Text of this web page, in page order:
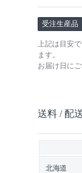
受注生産品
上記は目安
ます。
お届け日に
送料 / 配
北海道